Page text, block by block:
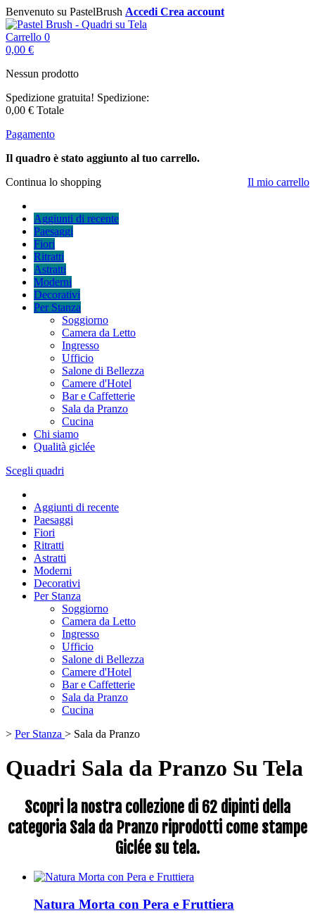
Benvenuto su PastelBrush Accedi Crea account
Carrello 0
0,00 €
Nessun prodotto
Spedizione gratuita! Spedizione:
0,00 € Totale
Pagamento
Il quadro è stato aggiunto al tuo carrello.
Continua lo shopping
Il mio carrello
Aggiunti di recente
Paesaggi
Fiori
Ritratti
Astratti
Moderni
Decorativi
Per Stanza
Soggiorno
Camera da Letto
Ingresso
Ufficio
Salone di Bellezza
Camere d'Hotel
Bar e Caffetterie
Sala da Pranzo
Cucina
Chi siamo
Qualità giclée
Scegli quadri
Aggiunti di recente
Paesaggi
Fiori
Ritratti
Astratti
Moderni
Decorativi
Per Stanza
Soggiorno
Camera da Letto
Ingresso
Ufficio
Salone di Bellezza
Camere d'Hotel
Bar e Caffetterie
Sala da Pranzo
Cucina
> Per Stanza > Sala da Pranzo
Quadri Sala da Pranzo Su Tela
Scopri la nostra collezione di 62 dipinti della
categoria Sala da Pranzo riprodotti come stampe
Giclée su tela.
Natura Morta con Pera e Fruttiera